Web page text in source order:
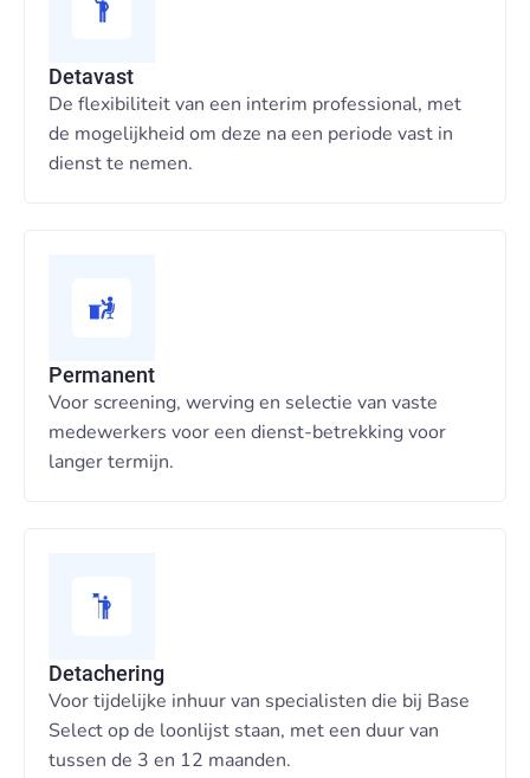
Detavast
De flexibiliteit van een interim professional, met
de mogelijkheid om deze na een periode vast in
dienst te nemen.
Permanent
Voor screening, werving en selectie van vaste
medewerkers voor een dienst-betrekking voor
langer termijn.
Detachering
Voor tijdelijke inhuur van specialisten die bij Base
Select op de loonlijst staan, met een duur van
tussen de 3 en 12 maanden.